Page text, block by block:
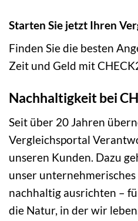
Starten Sie jetzt Ihren
Finden Sie die besten
Zeit und Geld mit
Nachhaltigkeit bei
Seit über 20 Jahren
Vergleichsportal
unseren Kunden. Dazu
unser
nachhaltig ausrichten –
die Natur, in der wir